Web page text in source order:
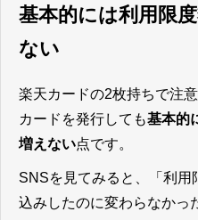
基本的には利用限
ない
楽天カードの2枚持ちで注
カードを発行しても基本的
増えない点です。
SNSを見てみると、「利用
込みしたのに変わらなかっ